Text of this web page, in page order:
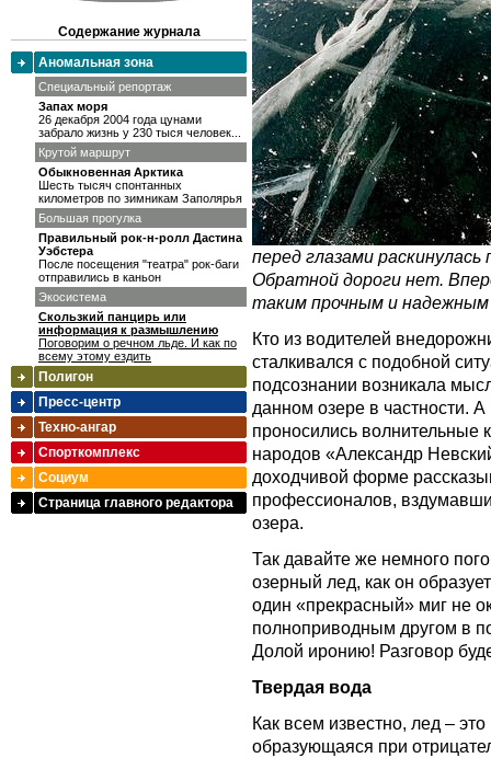
перед глазами
Обратной дороги нет.
таким прочным и надежным
Кто из водителей
сталкивался с подобной
подсознании возникала
данном озере в частности.
проносились волнительные
народов «Александр
доходчивой форме
профессионалов,
озера.
Так давайте же немного
озерный лед, как он
один «прекрасный» миг не
полноприводным другом в
Долой иронию! Разговор
Твердая вода
Как всем известно, лед –
образующаяся при
Содержание журнала
Аномальная зона
Специальный репортаж
Запах моря
26 декабря 2004 года цунами
забрало жизнь у 230 тыся человек...
Крутой маршрут
Обыкновенная Арктика
Шесть тысяч спонтанных
километров по зимникам Заполярья
Большая прогулка
Правильный рок-н-ролл Дастина
Уэбстера
После посещения "театра" рок-баги
отправились в каньон
Экосистема
Скользкий панцирь или
информация к размышлению
Поговорим о речном льде. И как по
всему этому ездить
Полигон
Пресс-центр
Техно-ангар
Спорткомплекс
Социум
Страница главного редактора